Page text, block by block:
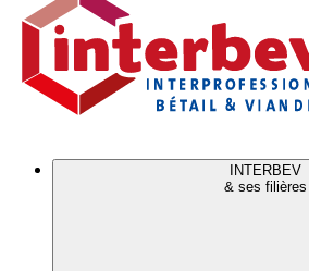
site
INTERBEV
& ses filières